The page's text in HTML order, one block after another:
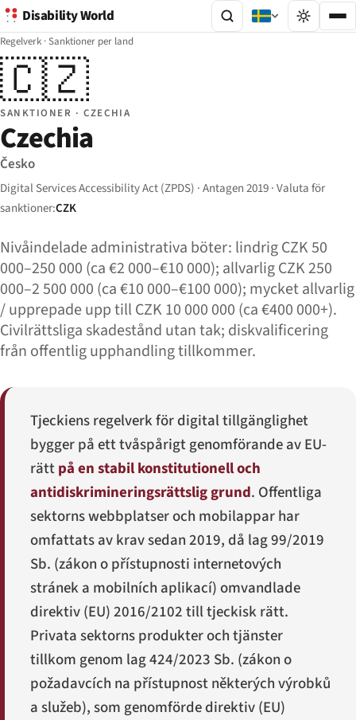
Disability World
Regelverk ·Sanktioner per land
🇨🇿
SANKTIONER · CZECHIA
Czechia
Česko
Digital Services Accessibility Act (ZPDS) · Antagen 2019 · Valuta för
sanktioner:CZK
Nivåindelade administrativa böter: lindrig CZK 50
000–250 000 (ca €2 000–€10 000); allvarlig CZK 250
000–2 500 000 (ca €10 000–€100 000); mycket allvarlig
/ upprepade upp till CZK 10 000 000 (ca €400 000+).
Civilrättsliga skadestånd utan tak; diskvalificering
från offentlig upphandling tillkommer.
Tjeckiens regelverk för digital tillgänglighet
bygger på ett tvåspårigt genomförande av EU-
rättpå en stabil konstitutionell och
antidiskrimineringsrättslig grund. Offentliga
sektorns webbplatser och mobilappar har
omfattats av krav sedan 2019, då lag 99/2019
Sb. (zákon o přístupnosti internetových
stránek a mobilních aplikací) omvandlade
direktiv (EU) 2016/2102 till tjeckisk rätt.
Privata sektorns produkter och tjänster
tillkom genom lag 424/2023 Sb. (zákon o
požadavcích na přístupnost některých výrobků
a služeb), som genomförde direktiv (EU)